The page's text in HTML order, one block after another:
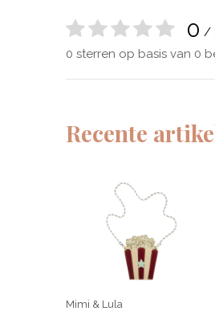
0 /
0 sterren op basis van 0
Recente
Mimi & Lula